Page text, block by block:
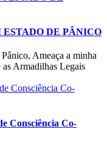
DE PÂNICO
Ameaça a minha
Armadilhas Legais
Consciência Co-